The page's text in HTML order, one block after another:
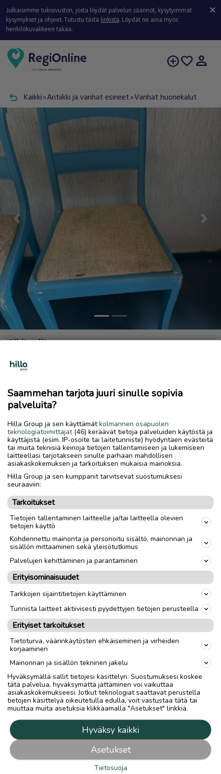
Julkaisimme tukisivuston, josta löydät palvelun säännöt, kysytyimmät
kysymykset ja ohjeet. Tutustu tästälinkistä. Löydät ne aina myös
henkilökuvakkeen takaa.
add_circlefavorite person
undo Kaikki double_arrowAntiikki ja vanhat esineet double_arrowVanhat huonekalut
Previous Next
Olkituolit
10 €
location_onVitsari,Kokkola,Keski-Pohjanmaa
Myydään
Myydään kauniit siniset, vanhat olkituolit koristeeksi. Miksei
käyttöönkin jos kunnostaa vähän, toinen tuoleista tukeva
mutta oljet pistelevät pyllyä 😅
Koristeeksi esim puutarhaan tai kukkajalustaksi.
10€ kpl
Toimitus Toimitus lähialueelle
link
Ilmoittaja:Marja-Liisa Koski-Vähälä
Katso ilmoittajan kaikki ilmoitukset(2)
OTA YHTEYTTÄ ILMOITTAJAAN
Saammehan tarjota juuri sinulle sopivia
palveluita?
Hilla Group ja sen käyttämätkolmannen osapuolen
teknologiatoimittajat(46) keräävät tietoja palveluiden käytöstä ja
käyttäjistä (esim. IP-osoite tai laitetunniste) hyödyntäen evästeitä
tai muita teknisiä keinoja tietojen tallentamiseen ja lukemiseen
laitteellasi tarjotakseen sinulle parhaan mahdollisen
asiakaskokemuksen ja tarkoituksen mukaisia mainoksia.
Hilla Group ja sen kumppanit tarvitsevat suostumuksesi
seuraaviin:
Tarkoitukset
Tietojen tallentaminen laitteelle ja/tai laitteella olevien
tietojen käyttö
Kohdennettu mainonta ja personoitu sisältö, mainonnan ja
sisällön mittaaminen sekä yleisötutkimus
Palvelujen kehittäminen ja parantaminen
Erityisominaisuudet
Tarkkojen sijaintitietojen käyttäminen
Tunnista laitteet aktiivisesti pyydettyjen tietojen perusteella
Erityiset tarkoitukset
Tietoturva, väärinkäytösten ehkäiseminen ja virheiden
korjaaminen
Mainonnan ja sisällön tekninen jakelu
Hyväksymällä sallit tietojesi käsittelyn. Suostumuksesi koskee
tätä palvelua, hyväksymättä jättäminen voi vaikuttaa
asiakaskokemukseesi. Jotkut teknologiat saattavat perustella
tietojen käsittelyä oikeutetulla edulla, voit vastustaa tätä tai
muuttaa muita asetuksia klikkaamalla "Asetukset" linkkiä.
Hyväksy kaikki
Asetukset
Tietosuoja